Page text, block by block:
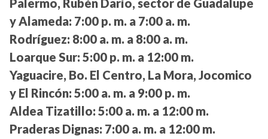
Palermo, Rubén Darío, sector de Guadalupe
y Alameda: 7:00 p. m. a 7:00 a. m.
Rodríguez: 8:00 a. m. a 8:00 a. m.
Loarque Sur: 5:00 p. m. a 12:00 m.
Yaguacire, Bo. El Centro, La Mora, Jocomico
y El Rincón: 5:00 a. m. a 9:00 p. m.
Aldea Tizatillo: 5:00 a. m. a 12:00 m.
Praderas Dignas: 7:00 a. m. a 12:00 m.